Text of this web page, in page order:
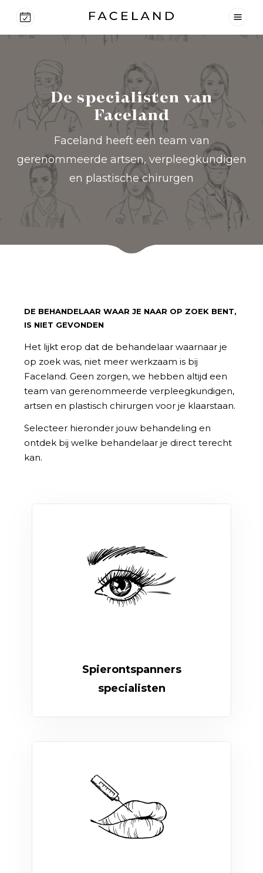
De specialisten van
Faceland
Faceland heeft een team van
gerenommeerde artsen, verpleegkundigen
en plastische chirurgen
DE BEHANDELAAR WAAR JE NAAR OP ZOEK BENT,
IS NIET GEVONDEN
Het lijkt erop dat de behandelaar waarnaar je
op zoek was, niet meer werkzaam is bij
Faceland. Geen zorgen, we hebben altijd een
team van gerenommeerde verpleegkundigen,
artsen en plastisch chirurgen voor je klaarstaan.
Selecteer hieronder jouw behandeling en
ontdek bij welke behandelaar je direct terecht
kan.
Spierontspanners
specialisten